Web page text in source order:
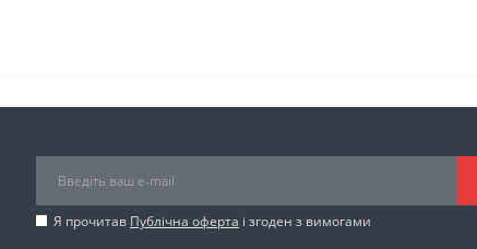
Я прочитав Публічна оферта і згоден з вимогами